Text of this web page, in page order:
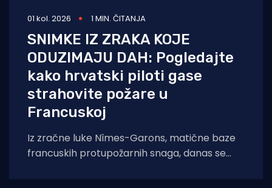
01 kol. 2026 1 MIN. ČITANJA
SNIMKE IZ ZRAKA KOJE
ODUZIMAJU DAH: Pogledajte
kako hrvatski piloti gase
strahovite požare u
Francuskoj
Iz zračne luke Nîmes-Garons, matične baze
francuskih protupožarnih snaga, danas se